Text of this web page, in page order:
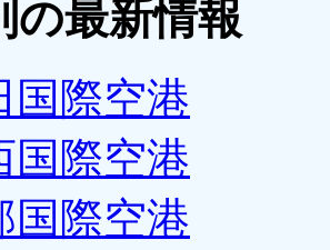
の最新情報
国際空港
国際空港
国際空港